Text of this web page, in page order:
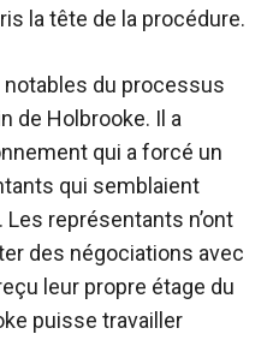
la tête de la procédure.
notables du processus
de Holbrooke. Il a
qui a forcé un
qui semblaient
représentants n’ont
des négociations avec
leur propre étage du
puisse travailler